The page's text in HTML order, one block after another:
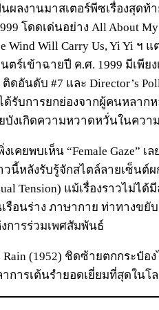
นผลงานมาสเตอร์พีซเรื่องสุด
โดดเด่นอย่าง All About My
Wind Will Carry Us, Yi Yi
ตร์เข้าฉายปี ค.ศ. 1999 มีเพี
ติดอันดับ #7 และ Director’s
รับการยกย่องจากผู้คนหลาก
งเกิดความหวาดหวั่นในควา
เคยพบเห็น “Female Gaze”
นี้หลังรับรู้จักสไตล์ลายเซ็นต์ผ
Tension) แม้เรื่องราวไม่ไ
รือนร่าง ภาษากาย ท่าทางขยั
การร่วมเพศสัมพันธ์
(1952) ชิดซ้ายตกกระป๋อ
าการเต้นรำยอดเยี่ยมที่สุดในโ